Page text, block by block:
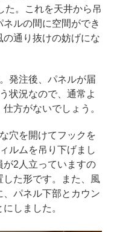
た。これを天井から吊
ルの間に空間ができ
通り抜けの妨げにな
発注後、パネルが届
状況なので、通常よ
方がないでしょう。
穴を開けてフックを
ルムを吊り下げまし
が2人立っていますの
た形です。また、風
パネル下部とカウン
しました。